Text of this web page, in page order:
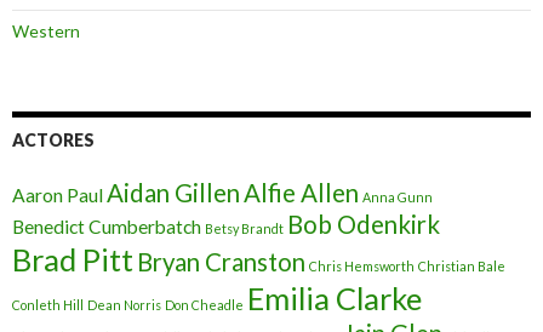
Western
ACTORES
Aaron PaulAidan GillenAlfie Allen Anna Gunn
Benedict Cumberbatch Betsy Brandt Bob Odenkirk
Brad Pitt Bryan Cranston Chris Hemsworth Christian Bale
Conleth Hill Dean Norris Don Cheadle Emilia Clarke